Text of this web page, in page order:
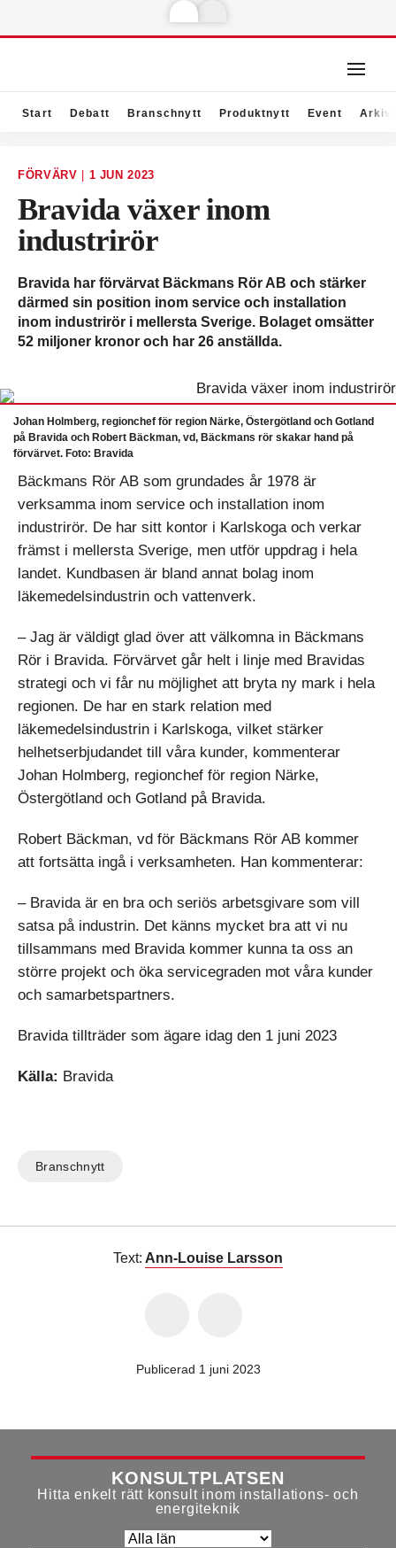
Start Debatt Branschnytt Produktnytt Event Arkiv
FÖRVÄRV 1 JUN 2023
Bravida växer inom
industrirör
Bravida har förvärvat Bäckmans Rör AB och stärker
därmed sin position inom service och installation
inom industrirör i mellersta Sverige. Bolaget omsätter
52 miljoner kronor och har 26 anställda.
Johan Holmberg, regionchef för region Närke, Östergötland och Gotland
på Bravida och Robert Bäckman, vd, Bäckmans rör skakar hand på
förvärvet. Foto: Bravida
Bäckmans Rör AB som grundades år 1978 är
verksamma inom service och installation inom
industrirör. De har sitt kontor i Karlskoga och verkar
främst i mellersta Sverige, men utför uppdrag i hela
landet. Kundbasen är bland annat bolag inom
läkemedelsindustrin och vattenverk.
– Jag är väldigt glad över att välkomna in Bäckmans
Rör i Bravida. Förvärvet går helt i linje med Bravidas
strategi och vi får nu möjlighet att bryta ny mark i hela
regionen. De har en stark relation med
läkemedelsindustrin i Karlskoga, vilket stärker
helhetserbjudandet till våra kunder, kommenterar
Johan Holmberg, regionchef för region Närke,
Östergötland och Gotland på Bravida.
Robert Bäckman, vd för Bäckmans Rör AB kommer
att fortsätta ingå i verksamheten. Han kommenterar:
– Bravida är en bra och seriös arbetsgivare som vill
satsa på industrin. Det känns mycket bra att vi nu
tillsammans med Bravida kommer kunna ta oss an
större projekt och öka servicegraden mot våra kunder
och samarbetspartners.
Bravida tillträder som ägare idag den 1 juni 2023
Källa: Bravida
Branschnytt
Text: Ann-Louise Larsson
Publicerad 1 juni 2023
KONSULTPLATSEN
Hitta enkelt rätt konsult inom installations- och
energiteknik